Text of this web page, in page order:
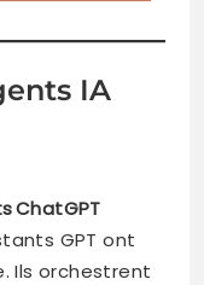
IA
ChatGPT
GPT ont
Ils orchestrent